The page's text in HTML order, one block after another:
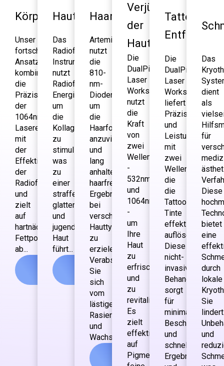
Körperskulptur
Unser
fortschrittlicher
Ansatz
kombiniert
die
Präzision
der
1064nm-
Laserenergie
mit
der
Effektivität
der
Radiofrequenz
und
zielt
auf
hartnäckige
Fettpolster
ab...
Mehr
sehen
Hautstraffung
Das
Radiofrequenz-
Instrument
nutzt
Radiofrequenz-
Energie,
um
die
Kollagenproduktion
zu
stimulieren,
was
zu
einer
strafferen,
glatteren
und
jugendlicheren
Haut
führt...
Mehr
sehen
Haarentfernung
Artemis
nutzt
die
810-
nm-
Diodenlasertechnologie,
um
die
Haarfollikel
anzuvisieren
und
lang
anhaltende
haarfreie
Ergebnisse
bei
verschiedenen
Hauttypen
zu
erzielen.
Verabschieden
Sie
sich
vom
lästigen
Rasieren
und
Wachsen...
Mehr
sehen
Verjüngung
der
Haut
Die
DualPico
Laser
Workstation
nutzt
die
Kraft
von
zwei
Wellenlängen
-
532nm
und
1064nm
-
um
Ihre
Haut
zu
erfrischen
und
zu
revitalisieren.
Es
zielt
effektiv
auf
Pigmentierung,
Tattoo-
Entfernung
Die
DualPico
Laser
Workstation
liefert
Präzision
und
Leistung
mit
zwei
Wellenlängen,
die
die
Tattoo-
Tinte
effektiv
auflösen.
Diese
nicht-
invasive
Behandlung
sorgt
für
minimale
Beschwerden
und
schnellere
Ergebnisse
Das
dient
als
für
Diese
bietet
eine
durch
lokale
Sie
lindert
und